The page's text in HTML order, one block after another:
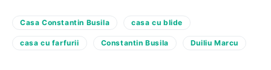
Casa Constantin Busila casa cu blide
casa cu farfurii Constantin Busila Duiliu Marcu